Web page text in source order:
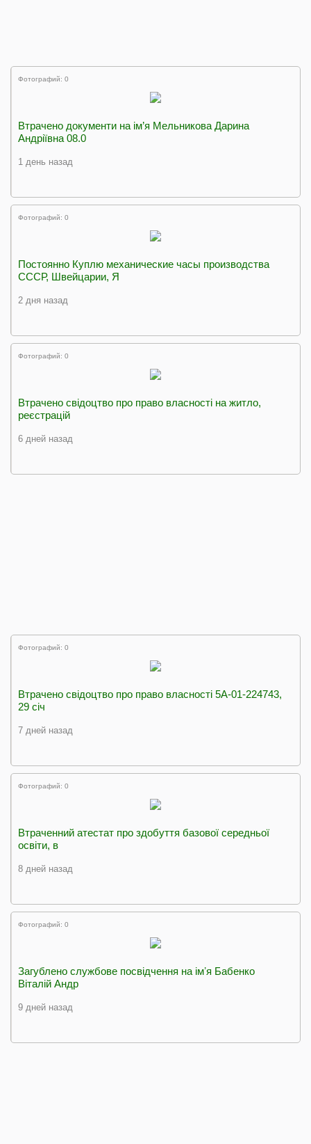
Фотографий: 0
Втрачено документи на ім’я Мельникова Дарина
Андріївна 08.0
1 день назад
Фотографий: 0
Постоянно Куплю механические часы производства
СССР, Швейцарии, Я
2 дня назад
Фотографий: 0
Втрачено свідоцтво про право власності на житло,
реєстрацій
6 дней назад
Фотографий: 0
Втрачено свідоцтво про право власності 5А-01-224743,
29 січ
7 дней назад
Фотографий: 0
Втраченний атестат про здобуття базової середньої
освіти, в
8 дней назад
Фотографий: 0
Загублено службове посвідчення на імʼя Бабенко
Віталій Андр
9 дней назад